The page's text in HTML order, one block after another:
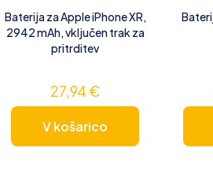
Baterija za Apple iPhone XR,
2942 mAh, vključen trak za
pritrditev
27,94 €
V košarico